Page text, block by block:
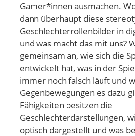
Gamer*innen ausmachen.
dann überhaupt diese
Geschlechterrollenbilder in
und was macht das mit uns?
gemeinsam an, wie sich die
entwickelt hat, was in der
immer noch falsch läuft und
Gegenbewegungen es dazu
Fähigkeiten besitzen die
Geschlechterdarstellungen,
optisch dargestellt und was